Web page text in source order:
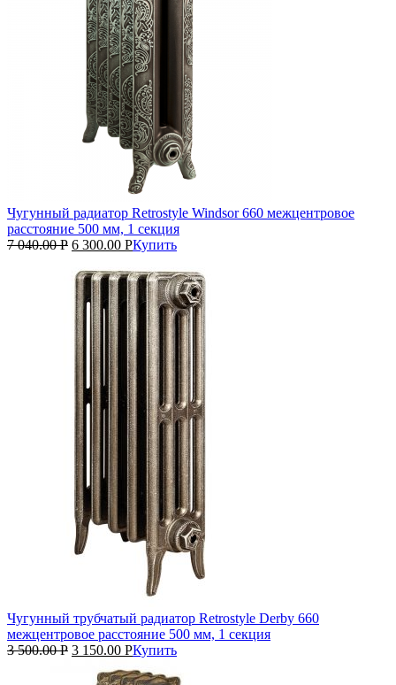
Чугунный радиатор Retrostyle Windsor 660 межцентровое
расстояние 500 мм, 1 секция
7 040.00Р 6 300.00 РКупить
Чугунный трубчатый радиатор Retrostyle Derby 660
межцентровое расстояние 500 мм, 1 секция
3 500.00Р 3 150.00 РКупить